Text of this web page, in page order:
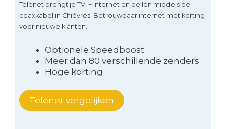
Telenet brengt je TV, + internet en bellen middels de
coaxkabel in Chièvres. Betrouwbaar internet met korting
voor nieuwe klanten.
Optionele Speedboost
Meer dan 80 verschillende zenders
Hoge korting
Telenet vergelijken